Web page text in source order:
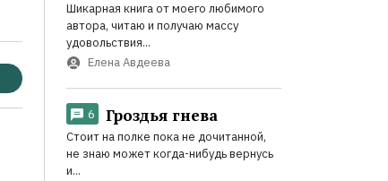
Шикарная книга от моего любимого
автора, читаю и получаю массу
удовольствия...
Елена Авдеева
6 Гроздья гнева
Стоит на полке пока не дочитанной,
не знаю может когда-нибудь вернусь
и...